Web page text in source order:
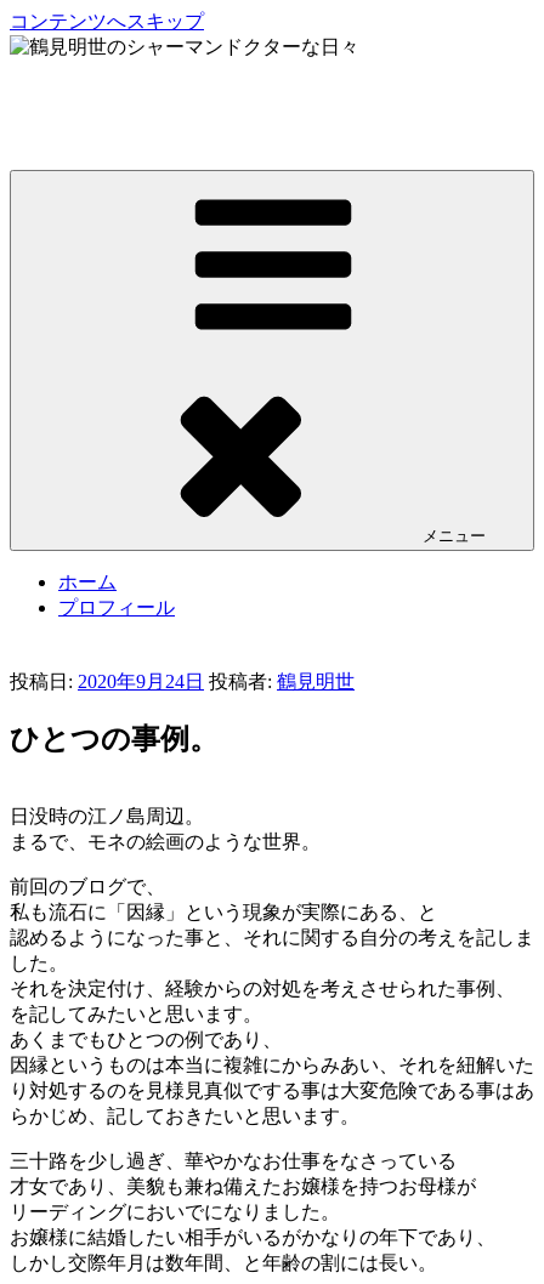
コンテンツへスキップ
メニュー
ホーム
プロフィール
投稿日: 2020年9月24日 投稿者: 鶴見明世
ひとつの事例。
日没時の江ノ島周辺。
まるで、モネの絵画のような世界。
前回のブログで、
私も流石に「因縁」という現象が実際にある、と
認めるようになった事と、それに関する自分の考えを記しま
した。
それを決定付け、経験からの対処を考えさせられた事例、
を記してみたいと思います。
あくまでもひとつの例であり、
因縁というものは本当に複雑にからみあい、それを紐解いた
り対処するのを見様見真似でする事は大変危険である事はあ
らかじめ、記しておきたいと思います。
三十路を少し過ぎ、華やかなお仕事をなさっている
才女であり、美貌も兼ね備えたお嬢様を持つお母様が
リーディングにおいでになりました。
お嬢様に結婚したい相手がいるがかなりの年下であり、
しかし交際年月は数年間、と年齢の割には長い。